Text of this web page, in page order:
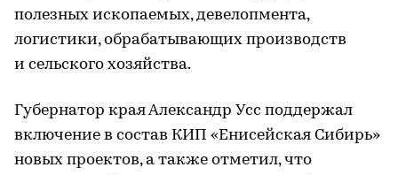
полезных ископаемых, девелопмента,
логистики, обрабатывающих производств
и сельского хозяйства.
Губернатор края Александр Усс поддержал
включение в состав КИП «Енисейская Сибирь»
новых проектов, а также отметил, что